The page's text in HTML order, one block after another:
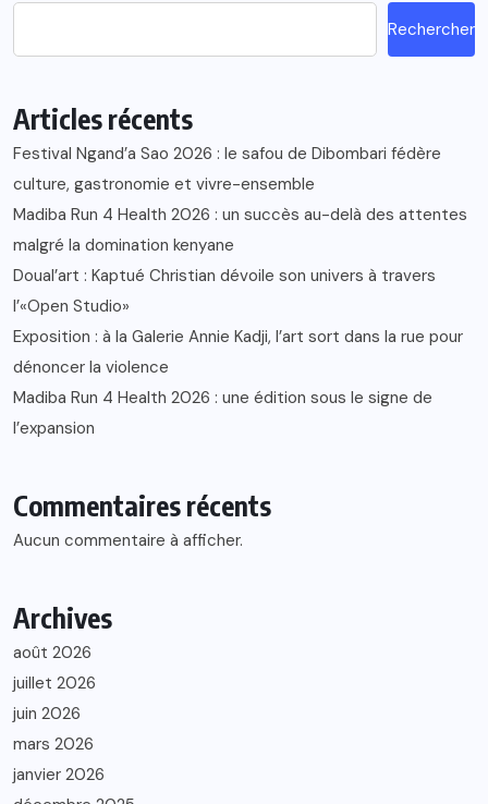
Rechercher
Articles récents
Festival Ngand’a Sao 2026 : le safou de Dibombari fédère
culture, gastronomie et vivre-ensemble
Madiba Run 4 Health 2026 : un succès au-delà des attentes
malgré la domination kenyane
Doual’art : Kaptué Christian dévoile son univers à travers
l’«Open Studio»
Exposition : à la Galerie Annie Kadji, l’art sort dans la rue pour
dénoncer la violence
Madiba Run 4 Health 2026 : une édition sous le signe de
l’expansion
Commentaires récents
Aucun commentaire à afficher.
Archives
août 2026
juillet 2026
juin 2026
mars 2026
janvier 2026